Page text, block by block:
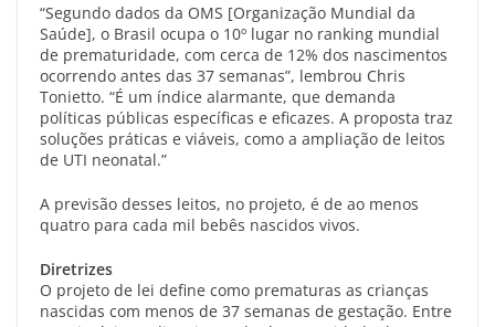
“Segundo dados da OMS [Organização Mundial da
Saúde], o Brasil ocupa o 10º lugar no ranking mundial
de prematuridade, com cerca de 12% dos nascimentos
ocorrendo antes das 37 semanas”, lembrou Chris
Tonietto. “É um índice alarmante, que demanda
políticas públicas específicas e eficazes. A proposta traz
soluções práticas e viáveis, como a ampliação de leitos
de UTI neonatal.”
A previsão desses leitos, no projeto, é de ao menos
quatro para cada mil bebês nascidos vivos.
Diretrizes
O projeto de lei define como prematuras as crianças
nascidas com menos de 37 semanas de gestação. Entre